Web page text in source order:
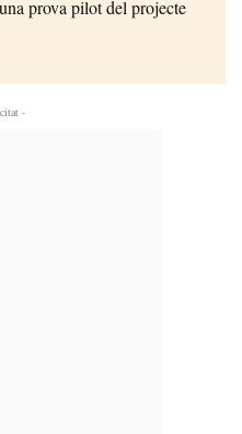
prova pilot del projecte
-